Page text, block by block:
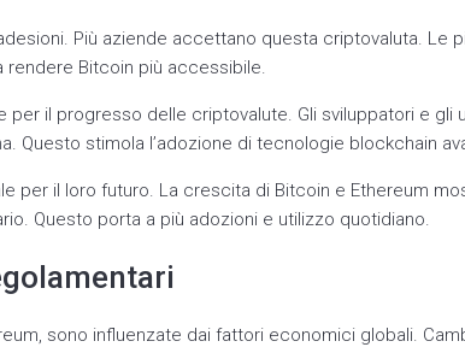
Più aziende accettano questa criptovaluta. Le
rendere Bitcoin più accessibile.
per il progresso delle criptovalute. Gli sviluppatori e gli
Questo stimola l’adozione di tecnologie blockchain
per il loro futuro. La crescita di Bitcoin e Ethereum
Questo porta a più adozioni e utilizzo quotidiano.
sono influenzate dai fattori economici globali.